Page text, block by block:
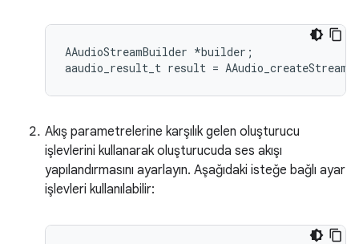
AAudioStreamBuilder *builder;
Akış parametrelerine karşılık gelen oluşturucu
işlevlerini kullanarak oluşturucuda ses akışı
yapılandırmasını ayarlayın. Aşağıdaki isteğe bağlı ayar
işlevleri kullanılabilir: